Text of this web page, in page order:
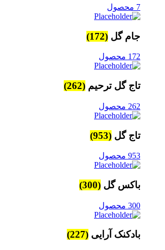
7 محصول
جام گل (172)
172 محصول
تاج گل ترحیم (262)
262 محصول
تاج گل (953)
953 محصول
باکس گل (300)
300 محصول
بادکنک آرایی (227)